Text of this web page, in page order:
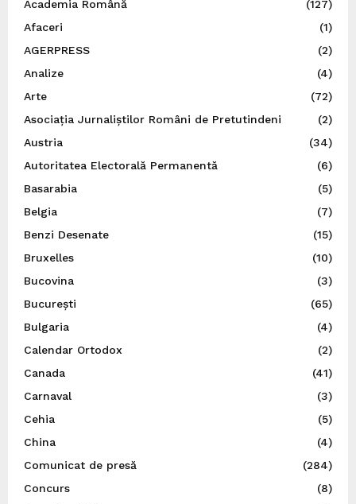
Academia Română
(127)
Afaceri
(1)
AGERPRESS
(2)
Analize
(4)
Arte
(72)
Asociația Jurnaliștilor Români de Pretutindeni
(2)
Austria
(34)
Autoritatea Electorală Permanentă
(6)
Basarabia
(5)
Belgia
(7)
Benzi Desenate
(15)
Bruxelles
(10)
Bucovina
(3)
București
(65)
Bulgaria
(4)
Calendar Ortodox
(2)
Canada
(41)
Carnaval
(3)
Cehia
(5)
China
(4)
Comunicat de presă
(284)
Concurs
(8)